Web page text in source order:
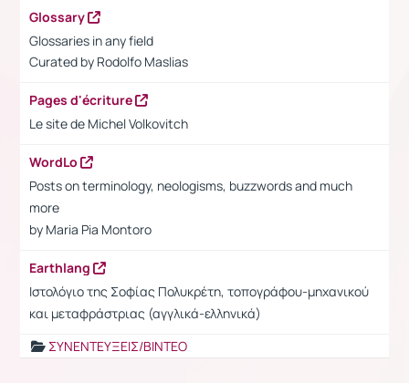
Glossary
Glossaries in any field
Curated by Rodolfo Maslias
Pages d'écriture
Le site de Michel Volkovitch
WordLo
Posts on terminology, neologisms, buzzwords and much
more
by Maria Pia Montoro
Earthlang
Ιστολόγιο της Σοφίας Πολυκρέτη, τοπογράφου-μηχανικού
και μεταφράστριας (αγγλικά-ελληνικά)
ΣΥΝΕΝΤΕΥΞΕΙΣ/ΒΙΝΤΕΟ